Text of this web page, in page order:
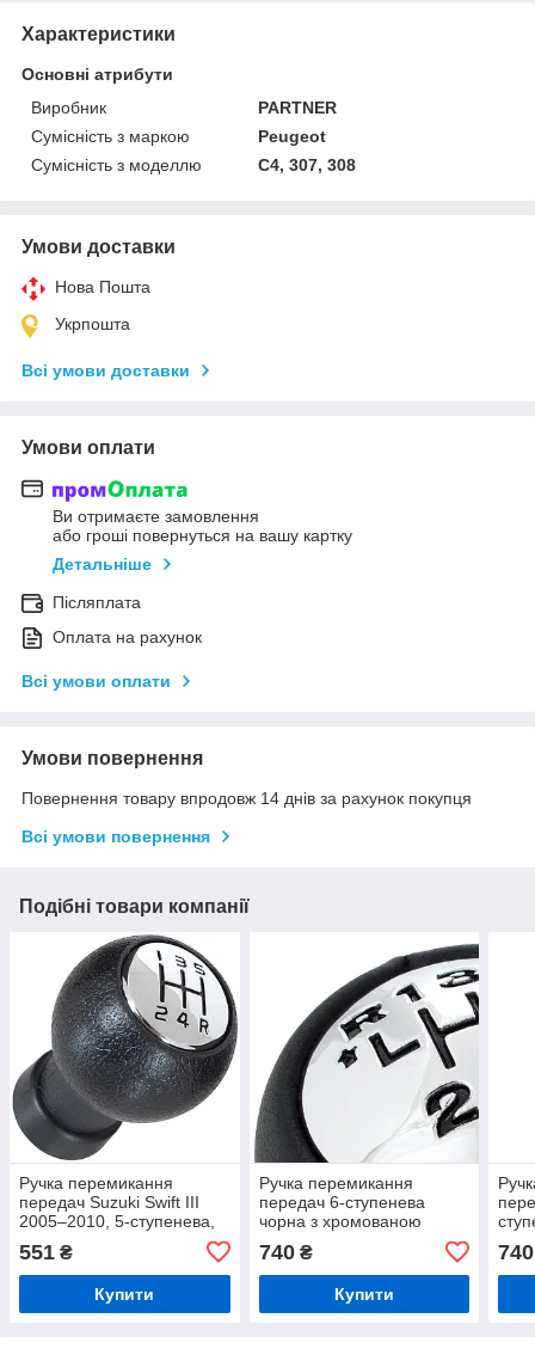
Характеристики
Основні атрибути
Виробник
PARTNER
Сумісність з маркою
Peugeot
Сумісність з моделлю
C4, 307, 308
Умови доставки
Нова Пошта
Укрпошта
Всі умови доставки
Умови оплати
Ви отримаєте замовлення
або гроші повернуться на вашу картку
Детальніше
Післяплата
Оплата на рахунок
Всі умови оплати
Умови повернення
Повернення товару впродовж 14 днів за рахунок покупця
Всі умови повернення
Подібні товари компанії
Ручка перемикання
передач Suzuki Swift III
2005–2010, 5-ступенева,
накладкою
551 ₴
Купити
Ручка перемикання
передач 6-ступенева
чорна з хромованою
накладкою для Citroen та
Peugeot (C3 C4 307 308
3008 407)
740₴
Купити
740